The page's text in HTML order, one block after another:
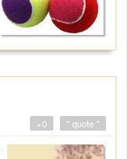
" quote "
+0